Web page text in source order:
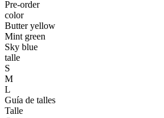
Pre-order
color
Butter yellow
Mint green
Sky blue
talle
S
M
L
Guía de talles
Talle